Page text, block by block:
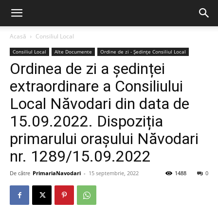
Acasă Consiliul Local
Consiliul Local Alte Documente Ordine de zi - Ședințe Consiliul Local
Ordinea de zi a ședinței
extraordinare a Consiliului
Local Năvodari din data de
15.09.2022. Dispoziția
primarului orașului Năvodari
nr. 1289/15.09.2022
De către PrimariaNavodari - 15 septembrie, 2022 0
1488